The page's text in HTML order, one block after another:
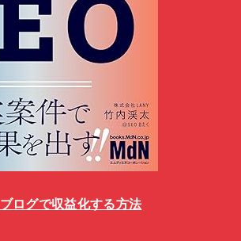
ブログで収益化する方法